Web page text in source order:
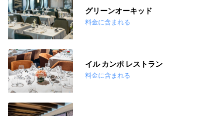
グリーンオーキッド
料金に含まれる
イル カンポ レストラン
料金に含まれる